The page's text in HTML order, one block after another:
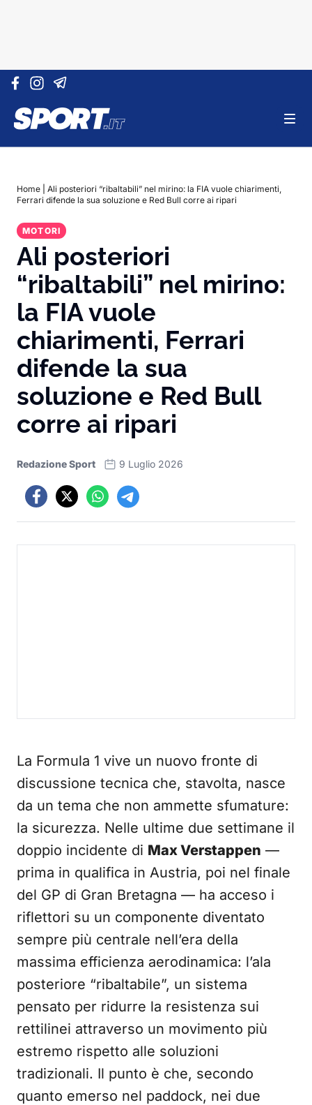
Vai al contenuto
Home
Ali posteriori “ribaltabili” nel mirino: la FIA vuole chiarimenti,
Ferrari difende la sua soluzione e Red Bull corre ai ripari
MOTORI
Ali posteriori
“ribaltabili” nel mirino:
la FIA vuole
chiarimenti, Ferrari
difende la sua
soluzione e Red Bull
corre ai ripari
Redazione Sport 9 Luglio 2026
La Formula 1 vive un nuovo fronte di
discussione tecnica che, stavolta, nasce
da un tema che non ammette sfumature:
la sicurezza. Nelle ultime due settimane il
doppio incidente di Max Verstappen —
prima in qualifica in Austria, poi nel finale
del GP di Gran Bretagna — ha acceso i
riflettori su un componente diventato
sempre più centrale nell’era della
massima efficienza aerodinamica: l’ala
posteriore “ribaltabile”, un sistema
pensato per ridurre la resistenza sui
rettilinei attraverso un movimento più
estremo rispetto alle soluzioni
tradizionali. Il punto è che, secondo
quanto emerso nel paddock, nei due